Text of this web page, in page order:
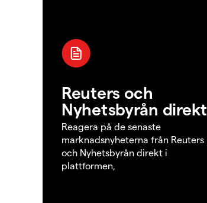
Reuters och
Nyhetsbyrån direkt
Reagera på de senaste
marknadsnyheterna från Reuters
och Nyhetsbyrån direkt i
plattformen,